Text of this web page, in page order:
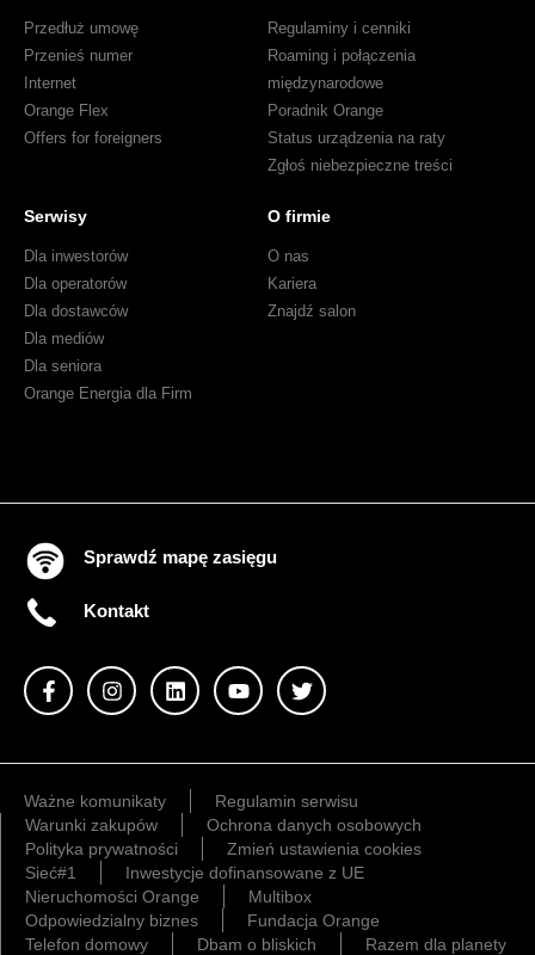
Przedłuż umowę
Przenieś numer
Internet
Orange Flex
Offers for foreigners
Regulaminy i cenniki
Roaming i połączenia
międzynarodowe
Poradnik Orange
Status urządzenia na raty
Zgłoś niebezpieczne treści
Serwisy
Dla inwestorów
Dla operatorów
Dla dostawców
Dla mediów
Dla seniora
Orange Energia dla Firm
O firmie
O nas
Kariera
Znajdź salon
Sprawdź mapę zasięgu
Kontakt
Ważne komunikaty
Regulamin serwisu
Warunki zakupów
Ochrona danych osobowych
Polityka prywatności
Zmień ustawienia cookies
Sieć#1
Inwestycje dofinansowane z UE
Nieruchomości Orange
Multibox
Odpowiedzialny biznes
Fundacja Orange
Telefon domowy
Dbam o bliskich Razem dla planety